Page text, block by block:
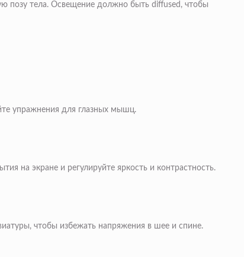
позу тела. Освещение должно быть diffused, чтобы
упражнения для глазных мышц.
на экране и регулируйте яркость и контрастность.
чтобы избежать напряжения в шее и спине.